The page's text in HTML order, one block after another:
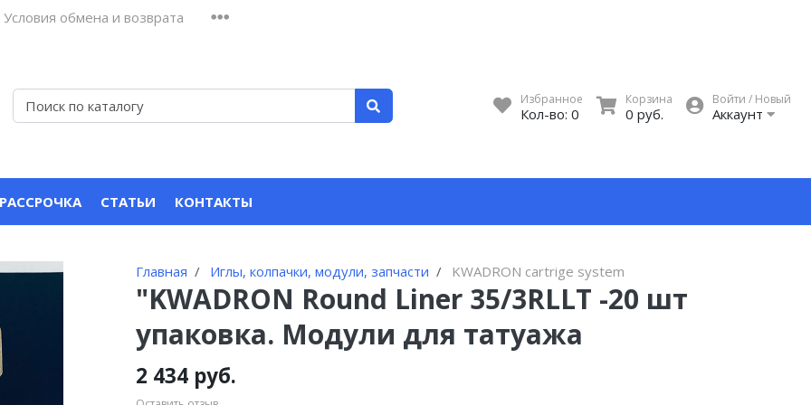
Условия обмена и возврата
Избранное
Кол-во: 0
Корзина
0 руб.
Войти / Новый
Аккаунт
СТАТЬИ КОНТАКТЫ
Главная Иглы, колпачки, модули, запчасти KWADRON cartrige system
"KWADRON Round Liner 35/3RLLT -20 шт
упаковка. Модули для татуажа
2 434 руб.